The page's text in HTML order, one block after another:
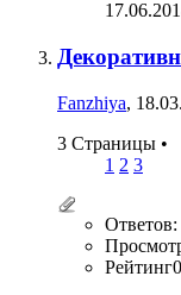
Fanzhiya,
3 Страницы •
1 2 3
Ответов: